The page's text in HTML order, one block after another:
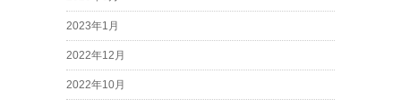
2023年1月
2022年12月
2022年10月